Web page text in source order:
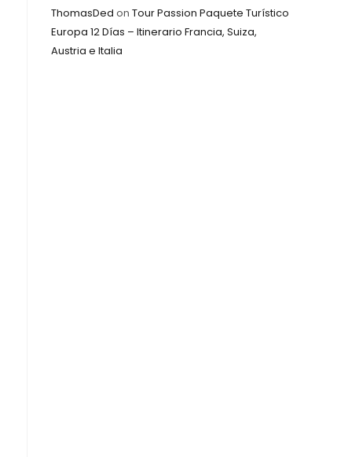
ThomasDed on Tour Passion Paquete Turístico
Europa 12 Días – Itinerario Francia, Suiza,
Austria e Italia